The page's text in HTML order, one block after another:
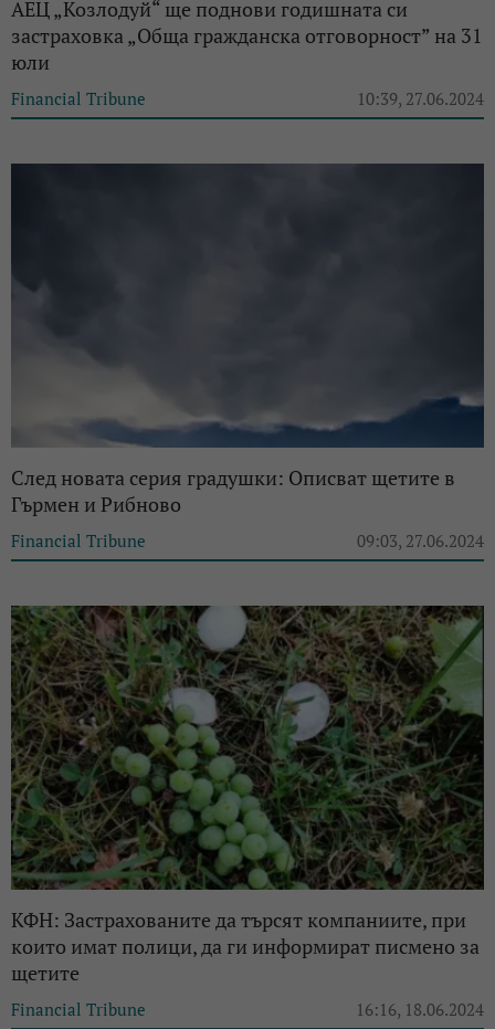
АЕЦ „Козлодуй“ ще поднови годишната си
застраховка „Обща гражданска отговорност” на 31
юли
Financial Tribune 10:39, 27.06.2024
След новата серия градушки: Описват щетите в
Гърмен и Рибново
Financial Tribune 09:03, 27.06.2024
КФН: Застрахованите да търсят компаниите, при
които имат полици, да ги информират писмено за
щетите
Financial Tribune 16:16, 18.06.2024